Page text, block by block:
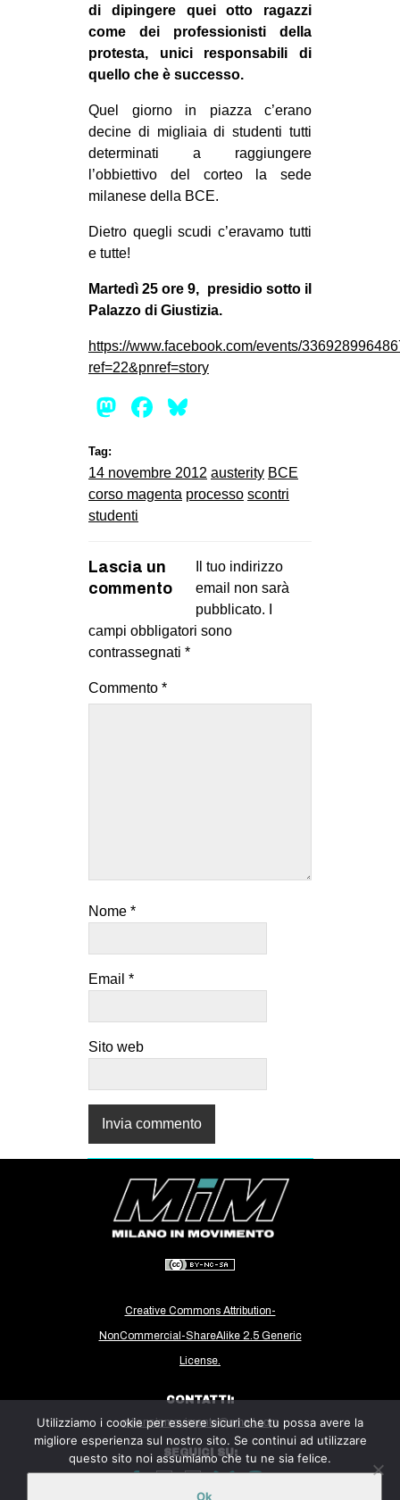
MANIFESTI
MUSICA
RECENSIONI
INTERNAZIONALE
AFRICA
AMERICHE
ESTREMO ORIENTE
EUROPA
MONDO
in
bsky
SEARCH
di dipingere quei otto ragazzi
come dei professionisti della
protesta, unici responsabili di
quello che è successo.
Quel giorno in piazza c’erano
decine di migliaia di studenti tutti
determinati a raggiungere
l’obbiettivo del corteo la sede
milanese della BCE.
Dietro quegli scudi c’eravamo tutti
e tutte!
Martedì 25 ore 9, presidio sotto il
Palazzo di Giustizia.
https://www.facebook.com/events/
ref=22&pnref=story
Mastodon
Facebook
Tag:
14 novembre 2012 austerity BCE
corso magenta processo scontri
studenti
Lascia un
commento
Il tuo indirizzo
email non sarà
pubblicato.
campi obbligatori sono
contrassegnati *
Commento *
Nome *
Email *
Sito web
Creative Commons Attribution-
NonCommercial-ShareAlike 2.5 Generic
License.
CONTATTI:
milanoinmovimento@gmail.com
SEGUICI SU:
Utilizziamo i cookie per essere sicuri che tu possa avere la
migliore esperienza sul nostro sito. Se continui ad utilizzare
questo sito noi assumiamo che tu ne sia felice.
Ok